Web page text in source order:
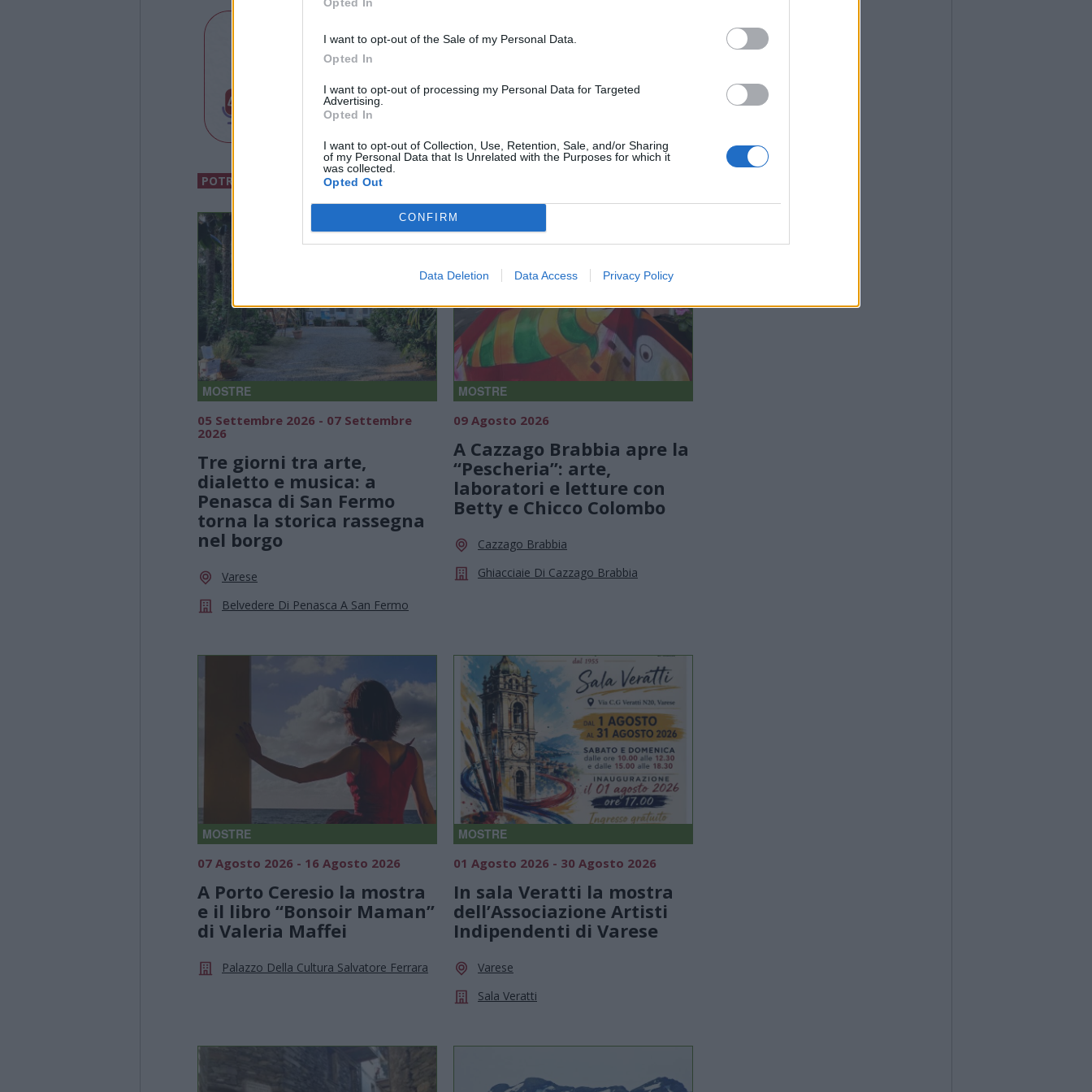
I want to opt-out of the Sale of my Personal Data.
Opted In
I want to opt-out of processing my Personal Data for Targeted
Advertising.
Opted In
I want to opt-out of Collection, Use, Retention, Sale, and/or Sharing
of my Personal Data that Is Unrelated with the Purposes for which it
was collected.
Opted Out
CONFIRM
Data Deletion Data Access Privacy Policy
diagosto
POTREBBERO INTERESSARTI ANCHE
MOSTRE
05 Settembre 2026 - 07 Settembre
2026
Tre giorni tra arte,
dialetto e musica: a
Penasca di San Fermo
torna la storica rassegna
nel borgo
Varese
Belvedere Di Penasca A San Fermo
MOSTRE
09 Agosto 2026
A Cazzago Brabbia apre la
“Pescheria”: arte,
laboratori e letture con
Betty e Chicco Colombo
Cazzago Brabbia
Ghiacciaie Di Cazzago Brabbia
MOSTRE
07 Agosto 2026 - 16 Agosto 2026
A Porto Ceresio la mostra
e il libro “Bonsoir Maman”
di Valeria Maffei
Palazzo Della Cultura Salvatore Ferrara
MOSTRE
01 Agosto 2026 - 30 Agosto 2026
In sala Veratti la mostra
dell’Associazione Artisti
Indipendenti di Varese
Varese
Sala Veratti